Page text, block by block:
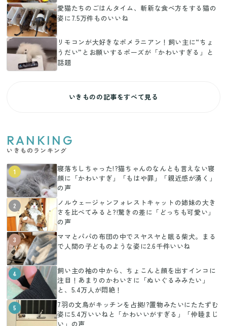
愛猫たちのごはんタイム、斬新な食べ方をする猫の
姿に7.5万件ものいいね
リモコンが大好きなポメラニアン！飼い主に“ちょ
うだい”とお願いするポーズが「かわいすぎる」と
話題
いきものの記事をすべて見る
RANKING
いきものランキング
1
寝落ちしちゃった!?猫ちゃんのなんとも言えない寝
顔に「かわいすぎ」「もはや罪」「親近感が湧く」
の声
2
ノルウェージャンフォレストキャットの姉妹の大き
さを比べてみると?!驚きの差に「どっちも可愛い」
の声
3
ママとパパの布団の中でスヤスヤと眠る柴犬。まる
で人間の子どものような姿に2.6千件いいね
4
飼い主の袖の中から、ちょこんと顔を出すインコに
注目！あまりのかわいさに「ぬいぐるみみたい」
と、5.4万人が悶絶！
5
7羽の文鳥がキッチンを占拠!?置物みたいにたたずむ
姿に5.4万いいねと「かわいいがすぎる」「仲睦まじ
い」の声